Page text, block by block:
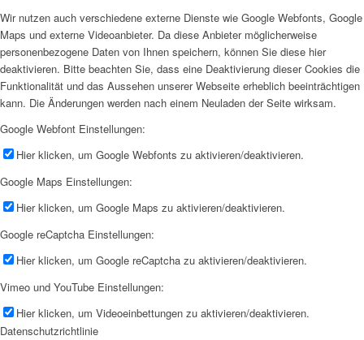
Wir nutzen auch verschiedene externe Dienste wie Google Webfonts, Google
Maps und externe Videoanbieter. Da diese Anbieter möglicherweise
personenbezogene Daten von Ihnen speichern, können Sie diese hier
deaktivieren. Bitte beachten Sie, dass eine Deaktivierung dieser Cookies die
Funktionalität und das Aussehen unserer Webseite erheblich beeinträchtigen
kann. Die Änderungen werden nach einem Neuladen der Seite wirksam.
Google Webfont Einstellungen:
Hier klicken, um Google Webfonts zu aktivieren/deaktivieren.
Google Maps Einstellungen:
Hier klicken, um Google Maps zu aktivieren/deaktivieren.
Google reCaptcha Einstellungen:
Hier klicken, um Google reCaptcha zu aktivieren/deaktivieren.
Vimeo und YouTube Einstellungen:
Hier klicken, um Videoeinbettungen zu aktivieren/deaktivieren.
Datenschutzrichtlinie